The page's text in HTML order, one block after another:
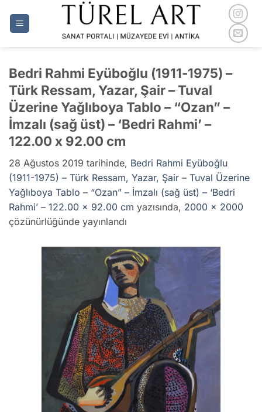
Bedri Rahmi Eyüboğlu (1911-1975) –
Türk Ressam, Yazar, Şair – Tuval
Üzerine Yağlıboya Tablo – “Ozan” –
İmzalı (sağ üst) – ‘Bedri Rahmi’ –
122.00 x 92.00 cm
28 Ağustos 2019 tarihinde, Bedri Rahmi Eyüboğlu
(1911-1975) – Türk Ressam, Yazar, Şair – Tuval Üzerine
Yağlıboya Tablo – “Ozan” – İmzalı (sağ üst) – ‘Bedri
Rahmi’ – 122.00 x 92.00 cm yazısında, 2000 × 2000
çözünürlüğünde yayınlandı